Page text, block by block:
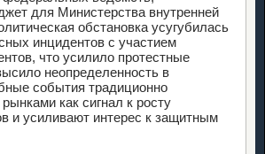
для Министерства внутренней
обстановка усугубилась
инцидентов с участием
что усилило протестные
неопределенность в
события традиционно
как сигнал к росту
и усиливают интерес к защитным